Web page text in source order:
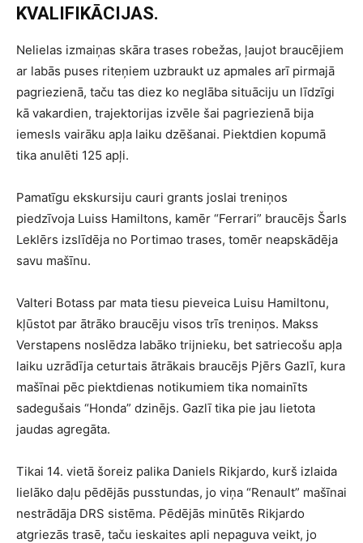
KVALIFIKĀCIJAS.
Nelielas izmaiņas skāra trases robežas, ļaujot braucējiem
ar labās puses riteņiem uzbraukt uz apmales arī pirmajā
pagriezienā, taču tas diez ko neglāba situāciju un līdzīgi
kā vakardien, trajektorijas izvēle šai pagriezienā bija
iemesls vairāku apļa laiku dzēšanai. Piektdien kopumā
tika anulēti 125 apļi.
Pamatīgu ekskursiju cauri grants joslai treniņos
piedzīvoja Luiss Hamiltons, kamēr “Ferrari” braucējs Šarls
Leklērs izslīdēja no Portimao trases, tomēr neapskādēja
savu mašīnu.
Valteri Botass par mata tiesu pieveica Luisu Hamiltonu,
kļūstot par ātrāko braucēju visos trīs treniņos. Makss
Verstapens noslēdza labāko trijnieku, bet satriecošu apļa
laiku uzrādīja ceturtais ātrākais braucējs Pjērs Gazlī, kura
mašīnai pēc piektdienas notikumiem tika nomainīts
sadegušais “Honda” dzinējs. Gazlī tika pie jau lietota
jaudas agregāta.
Tikai 14. vietā šoreiz palika Daniels Rikjardo, kurš izlaida
lielāko daļu pēdējās pusstundas, jo viņa “Renault” mašīnai
nestrādāja DRS sistēma. Pēdējās minūtēs Rikjardo
atgriezās trasē, taču ieskaites apli nepaguva veikt, jo